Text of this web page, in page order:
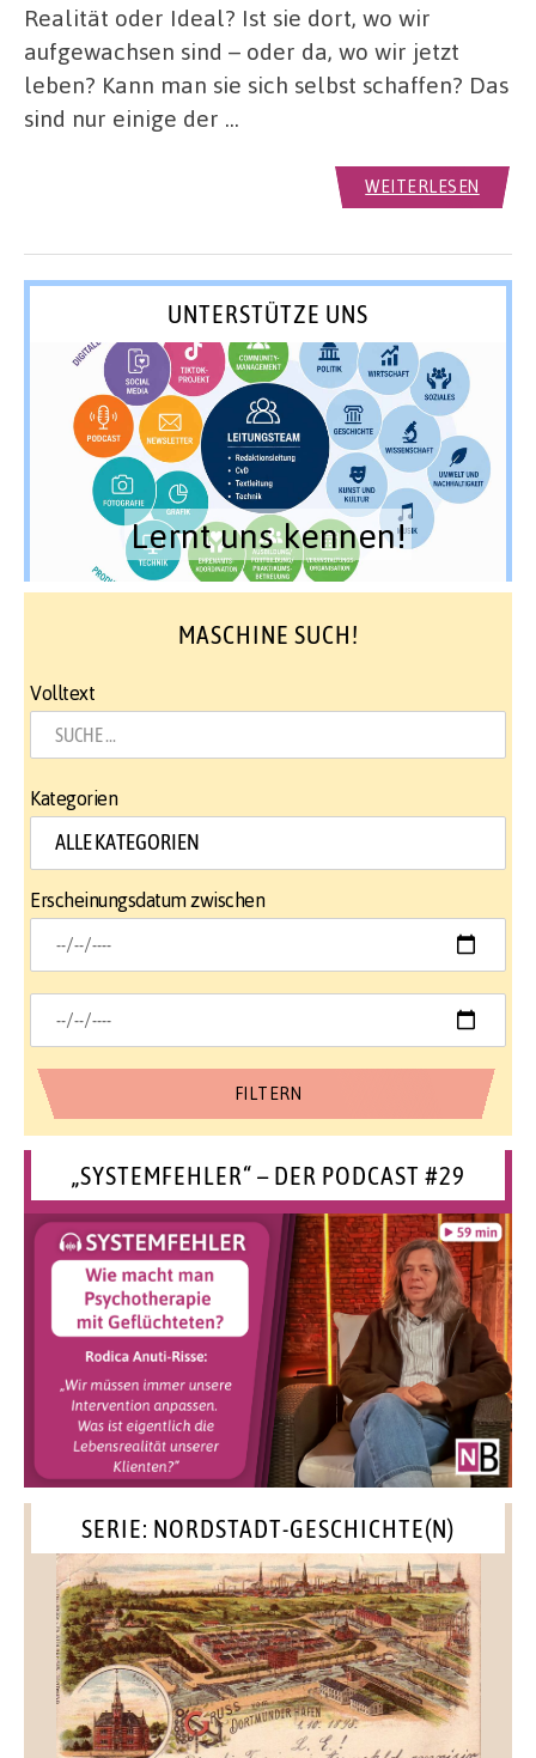
Realität oder Ideal? Ist sie dort, wo wir
aufgewachsen sind – oder da, wo wir jetzt
leben? Kann man sie sich selbst schaffen? Das
sind nur einige der …
WEITERLESEN
UNTERSTÜTZE UNS
Lernt uns kennen!
MASCHINE SUCH!
Volltext
Kategorien
Erscheinungsdatum zwischen
„SYSTEMFEHLER“ – DER PODCAST #29
SERIE: NORDSTADT-GESCHICHTE(N)